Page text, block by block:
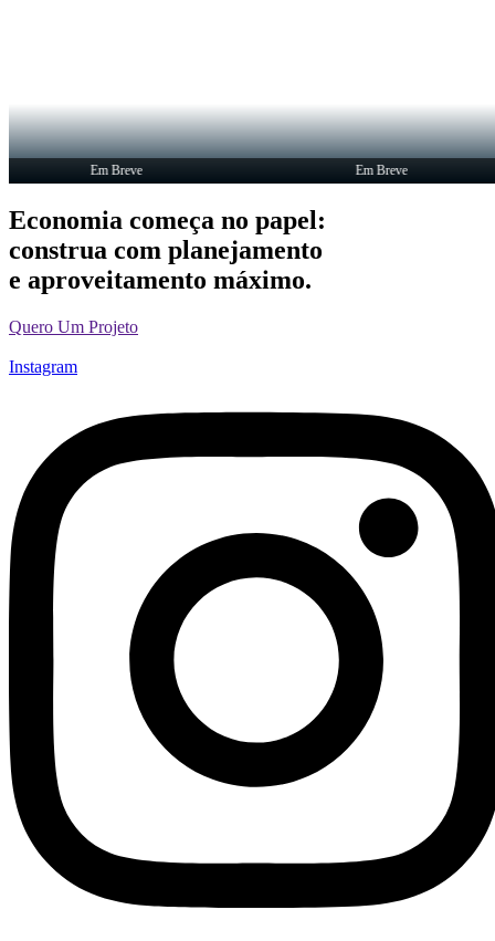
Em Breve Em Breve
Economia começa no papel:
construa com planejamento
e aproveitamento máximo.
Quero Um Projeto
Instagram